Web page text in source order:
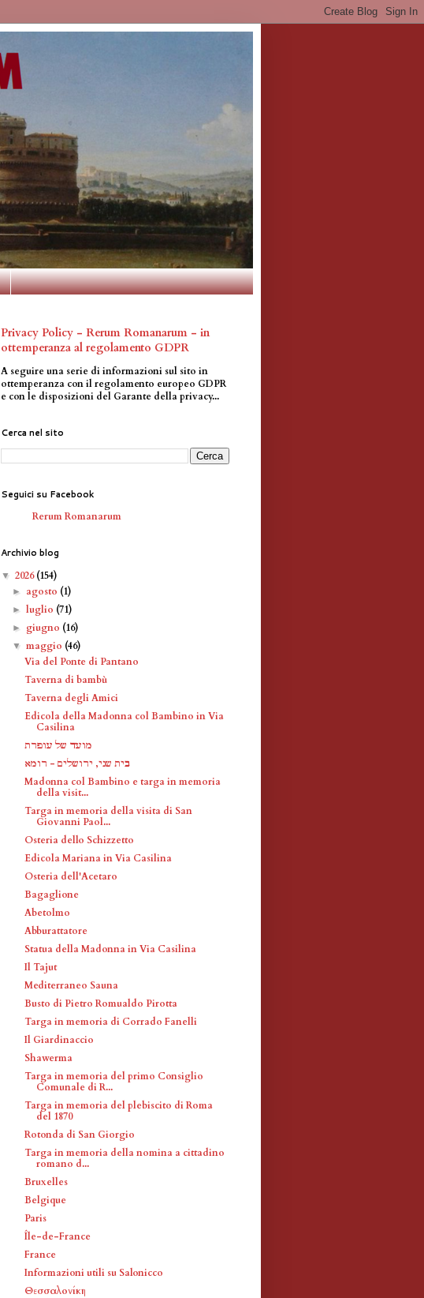
Privacy Policy - Rerum Romanarum - in
ottemperanza al regolamento GDPR
A seguire una serie di informazioni sul sito in
ottemperanza con il regolamento europeo GDPR
e con le disposizioni del Garante della privacy...
Cerca nel sito
Seguici su Facebook
Rerum Romanarum
Archivio blog
▼ 2026(154)
► agosto (1)
►luglio (71)
► giugno (16)
▼maggio (46)
Via del Ponte di Pantano
Taverna di bambù
Taverna degli Amici
Edicola della Madonna col Bambino in Via
Casilina
מועד של עופרת
בית שני, ירושלים - רומא
Madonna col Bambino e targa in memoria
della visit...
Targa in memoria della visita di San
Giovanni Paol...
Osteria dello Schizzetto
Edicola Mariana in Via Casilina
Osteria dell'Acetaro
Bagaglione
Abetolmo
Abburattatore
Statua della Madonna in Via Casilina
Il Tajut
Mediterraneo Sauna
Busto di Pietro Romualdo Pirotta
Targa in memoria di Corrado Fanelli
Il Giardinaccio
Shawerma
Targa in memoria del primo Consiglio
Comunale di R...
Targa in memoria del plebiscito di Roma
del 1870
Rotonda di San Giorgio
Targa in memoria della nomina a cittadino
romano d...
Bruxelles
Belgique
Paris
Île-de-France
France
Informazioni utili su Salonicco
Θεσσαλονίκη